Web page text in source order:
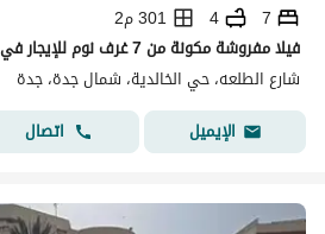
7
4
301 م2
فيلا مفروشة مكونة من 7 غرف نوم للإيجار في الخالدية، جدة
شارع الطلعه، حي الخالدية، شمال جدة، جدة
الإيميل
اتصال